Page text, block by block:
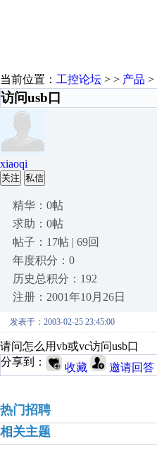
当前位置： 工控论坛 > > 产品 >
访问usb口
xiaoqi
关注 私信
精华：0帖
求助：0帖
帖子：17帖 | 69回
年度积分：0
历史总积分：192
注册：2001年10月26日
发表于：2003-02-25 23:45:00
请问怎么用vb或vc访问usb口
分享到：
收藏 邀请回答
热门招聘
相关主题